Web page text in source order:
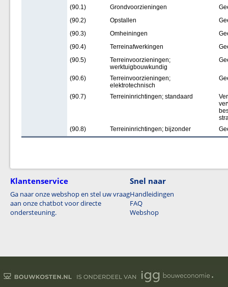
(90.1) Grondvoorzieningen
(90.2)
Opstallen
(90.3)
Omheiningen
(90.4)
Terreinafwerkingen
(90.5)
Terreinvoorzieningen;
werktuigbouwkundig
(90.6)
Terreinvoorzieningen;
elektrotechnisch
(90.7) Terreininrichtingen; standaard
(90.8)
Terreininrichtingen; bijzonder
Klantenservice
Ga naar onze webshop en stel uw vraag
aan onze chatbot voor directe
ondersteuning.
Snel naar
Handleidingen
FAQ
Webshop